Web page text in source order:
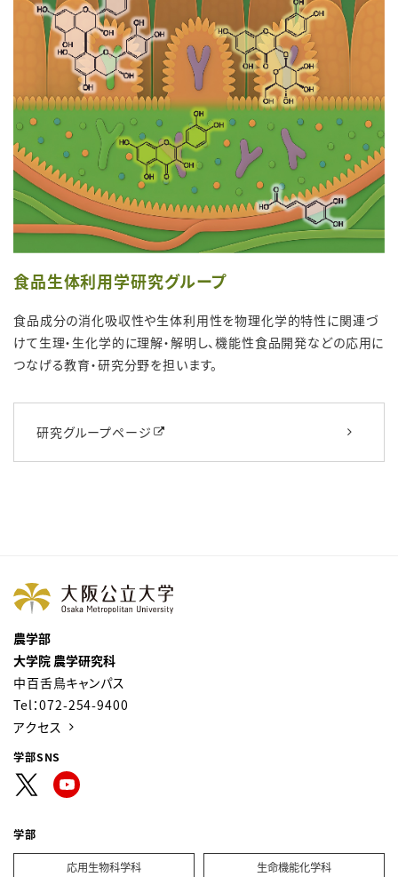
食品生体利用学研究グループ
食品成分の消化吸収性や生体利用性を物理化学的特性に関連づ
けて生理・生化学的に理解・解明し、機能性食品開発などの応用に
つなげる教育・研究分野を担います。
研究グループページ
農学部
大学院 農学研究科
中百舌鳥キャンパス
Tel：072-254-9400
アクセス
学部SNS
学部
応用生物科学科 生命機能化学科